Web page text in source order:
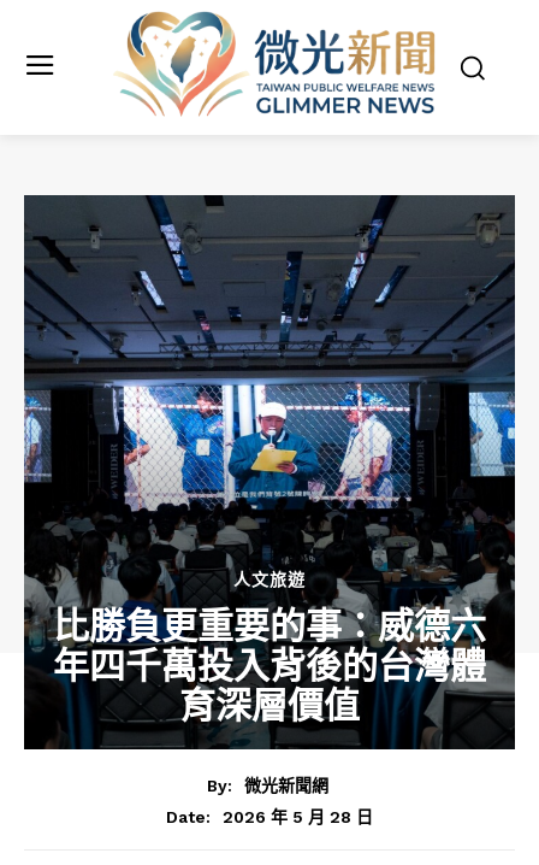
人文旅遊
比勝負更重要的事：威德六
年四千萬投入背後的台灣體
育深層價值
By:
微光新聞網
Date:
2026 年 5 月 28 日